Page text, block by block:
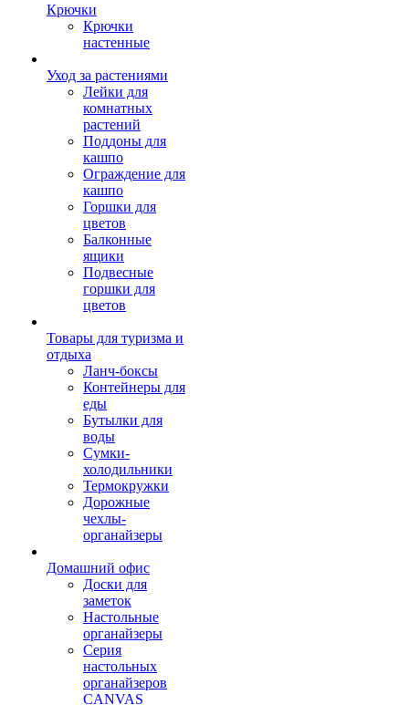
Крючки
Крючки
настенные
Уход за растениями
Лейки для
комнатных
растений
Поддоны для
кашпо
Ограждение для
кашпо
Горшки для
цветов
Балконные
ящики
Подвесные
горшки для
цветов
Товары для туризма и
отдыха
Ланч-боксы
Контейнеры для
еды
Бутылки для
воды
Сумки-
холодильники
Термокружки
Дорожные
чехлы-
органайзеры
Домашний офис
Доски для
заметок
Настольные
органайзеры
Серия
настольных
органайзеров
CANVAS